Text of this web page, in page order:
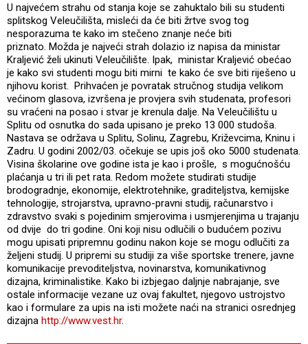
U najvećem strahu od stanja koje se zahuktalo bili su studenti
splitskog Veleučilišta, misleći da će biti žrtve svog tog
nesporazuma te kako im stečeno znanje neće biti
priznato. Možda je najveći strah dolazio iz napisa da ministar
Kraljević želi ukinuti Veleučilište. Ipak, ministar Kraljević obećao
je kako svi studenti mogu biti mirni te kako će sve biti riješeno u
njihovu korist. Prihvaćen je povratak stručnog studija velikom
većinom glasova, izvršena je provjera svih studenata, profesori
su vraćeni na posao i stvar je krenula dalje. Na Veleučilištu u
Splitu od osnutka do sada upisano je preko 13 000 studoša.
Nastava se održava u Splitu, Solinu, Zagrebu, Križevcima, Kninu i
Zadru. U godini 2002/03. očekuje se upis još oko 5000 studenata.
Visina školarine ove godine ista je kao i prošle, s mogućnošću
plaćanja u tri ili pet rata. Redom možete studirati studije
brodogradnje, ekonomije, elektrotehnike, graditeljstva, kemijske
tehnologije, strojarstva, upravno-pravni studij, računarstvo i
zdravstvo svaki s pojedinim smjerovima i usmjerenjima u trajanju
od dvije do tri godine. Oni koji nisu odlučili o budućem pozivu
mogu upisati pripremnu godinu nakon koje se mogu odlučiti za
željeni studij. U pripremi su studiji za više sportske trenere, javne
komunikacije prevoditeljstva, novinarstva, komunikativnog
dizajna, kriminalistike. Kako bi izbjegao daljnje nabrajanje, sve
ostale informacije vezane uz ovaj fakultet, njegovo ustrojstvo
kao i formulare za upis na isti možete naći na stranici osrednjeg
dizajna http://www.vest.hr.